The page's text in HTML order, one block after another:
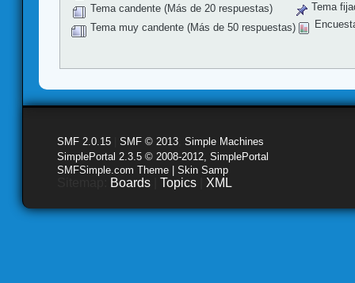
Tema candente (Más de 20 respuestas)
Tema muy candente (Más de 50 respuestas)
Tema
SMF 2.0.15 SMF © 2013 Simple Machines
SimplePortal 2.3.5 © 2008-2012, SimplePortal
SMFSimple.com Theme | Skin Samp
Boards Topics XML